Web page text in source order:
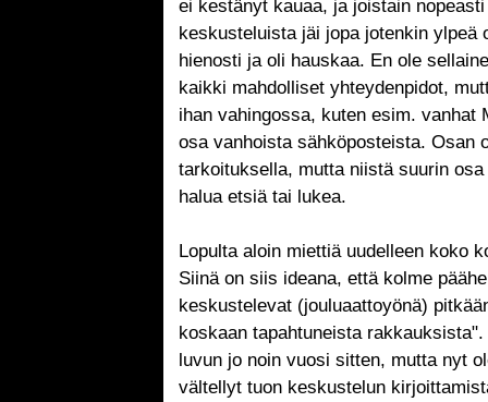
ei kestänyt kauaa, ja joistain
keskusteluista jäi jopa jotenkin ylpeä
hienosti ja oli hauskaa. En ole
kaikki mahdolliset yhteydenpidot,
ihan vahingossa, kuten esim. vanhat
osa vanhoista sähköposteista. Osan
tarkoituksella, mutta niistä suurin
halua etsiä tai lukea.
Lopulta aloin miettiä uudelleen koko
Siinä on siis ideana, että kolme
keskustelevat (jouluaattoyönä)
koskaan tapahtuneista
luvun jo noin vuosi sitten, mutta nyt
vältellyt tuon keskustelun